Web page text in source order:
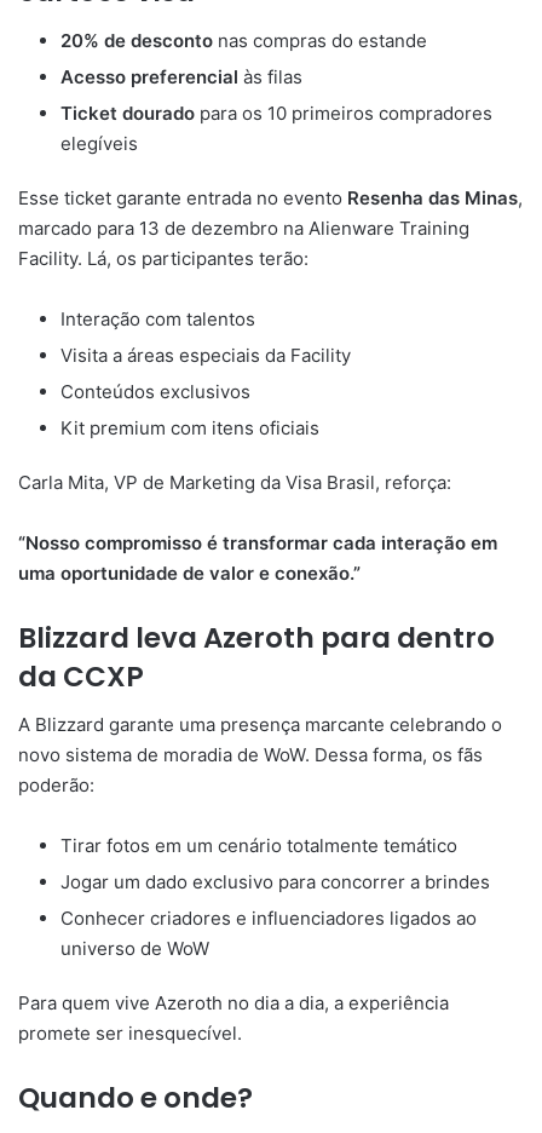
20% de desconto nas compras do estande
Acesso preferencial às filas
Ticket dourado para os 10 primeiros compradores
elegíveis
Esse ticket garante entrada no evento Resenha das Minas,
marcado para 13 de dezembro na Alienware Training
Facility. Lá, os participantes terão:
Interação com talentos
Visita a áreas especiais da Facility
Conteúdos exclusivos
Kit premium com itens oficiais
Carla Mita, VP de Marketing da Visa Brasil, reforça:
“Nosso compromisso é transformar cada interação em
uma oportunidade de valor e conexão.”
Blizzard leva Azeroth para dentro
da CCXP
A Blizzard garante uma presença marcante celebrando o
novo sistema de moradia de WoW. Dessa forma, os fãs
poderão:
Tirar fotos em um cenário totalmente temático
Jogar um dado exclusivo para concorrer a brindes
Conhecer criadores e influenciadores ligados ao
universo de WoW
Para quem vive Azeroth no dia a dia, a experiência
promete ser inesquecível.
Quando e onde?